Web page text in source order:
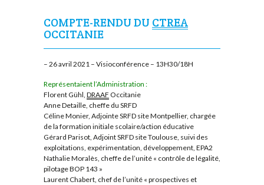
COMPTE-RENDU DU CTREA
OCCITANIE
– 26 avril 2021 – Visioconférence – 13H30/18H
Représentaient l’Administration :
Florent Gühl, DRAAF Occitanie
Anne Detaille, cheffe du SRFD
Céline Monier, Adjointe SRFD site Montpellier, chargée
de la formation initiale scolaire/action éducative
Gérard Parisot, Adjoint SRFD site Toulouse, suivi des
exploitations, expérimentation, développement, EPA2
Nathalie Moralès, cheffe de l’unité « contrôle de légalité,
pilotage BOP 143 »
Laurent Chabert, chef de l’unité « prospectives et